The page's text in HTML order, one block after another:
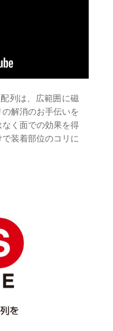
列は、広範囲に磁
解消のお手伝いを
く面での効果を得
装着部位のコリに